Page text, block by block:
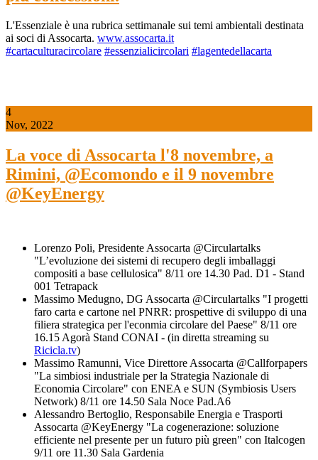
L'Essenziale è una rubrica settimanale sui temi ambientali destinata
ai soci di Assocarta. www.assocarta.it
#cartaculturacircolare #essenzialicircolari #lagentedellacarta
4
Nov, 2022
La voce di Assocarta l'8 novembre, a
Rimini, @Ecomondo e il 9 novembre
@KeyEnergy
Lorenzo Poli, Presidente Assocarta @Circulartalks
"L’evoluzione dei sistemi di recupero degli imballaggi
compositi a base cellulosica" 8/11 ore 14.30 Pad. D1 - Stand
001 Tetrapack
Massimo Medugno, DG Assocarta @Circulartalks "I progetti
faro carta e cartone nel PNRR: prospettive di sviluppo di una
filiera strategica per l'econmia circolare del Paese" 8/11 ore
16.15 Agorà Stand CONAI - (in diretta streaming su
Ricicla.tv)
Massimo Ramunni, Vice Direttore Assocarta @Callforpapers
"La simbiosi industriale per la Strategia Nazionale di
Economia Circolare" con ENEA e SUN (Symbiosis Users
Network) 8/11 ore 14.50 Sala Noce Pad.A6
Alessandro Bertoglio, Responsabile Energia e Trasporti
Assocarta @KeyEnergy "La cogenerazione: soluzione
efficiente nel presente per un futuro più green" con Italcogen
9/11 ore 11.30 Sala Gardenia